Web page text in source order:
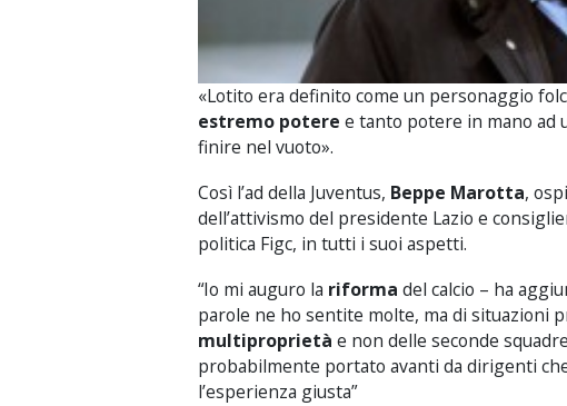
«Lotito era definito come un personaggio
estremo potere e tanto potere in mano ad
finire nel vuoto».
Così l’ad della Juventus, Beppe Marotta,
dell’attivismo del presidente Lazio e
politica Figc, in tutti i suoi aspetti.
“Io mi auguro la riforma del calcio – ha
parole ne ho sentite molte, ma di situazioni
multiproprietà e non delle seconde
probabilmente portato avanti da dirigenti
l’esperienza giusta”